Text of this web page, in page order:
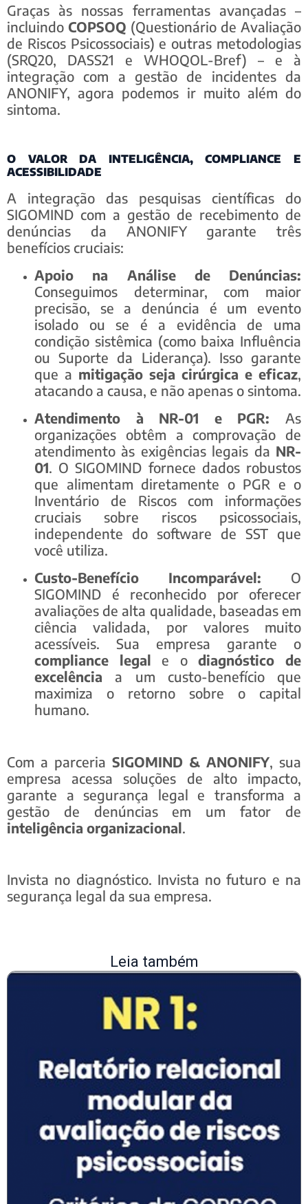
Graças às nossas ferramentas avançadas –
incluindo COPSOQ (Questionário de Avaliação
de Riscos Psicossociais) e outras metodologias
(SRQ20, DASS21 e WHOQOL-Bref) – e à
integração com a gestão de incidentes da
ANONIFY, agora podemos ir muito além do
sintoma.
O VALOR DA INTELIGÊNCIA, COMPLIANCE E
ACESSIBILIDADE
A integração das pesquisas científicas do
SIGOMIND com a gestão de recebimento de
denúncias da ANONIFY garante três
benefícios cruciais:
Apoio na Análise de Denúncias:
Conseguimos determinar, com maior
precisão, se a denúncia é um evento
isolado ou se é a evidência de uma
condição sistêmica (como baixa Influência
ou Suporte da Liderança). Isso garante
que a mitigação seja cirúrgica e eficaz,
atacando a causa, e não apenas o sintoma.
Atendimento à NR-01 e PGR: As
organizações obtêm a comprovação de
atendimento às exigências legais da NR-
01. O SIGOMIND fornece dados robustos
que alimentam diretamente o PGR e o
Inventário de Riscos com informações
cruciais sobre riscos psicossociais,
independente do software de SST que
você utiliza.
Custo-Benefício Incomparável: O
SIGOMIND é reconhecido por oferecer
avaliações de alta qualidade, baseadas em
ciência validada, por valores muito
acessíveis. Sua empresa garante o
compliance legal e odiagnóstico de
excelência a um custo-benefício que
maximiza o retorno sobre o capital
humano.
Com a parceria SIGOMIND & ANONIFY, sua
empresa acessa soluções de alto impacto,
garante a segurança legal e transforma a
gestão de denúncias em um fator de
inteligência organizacional.
Invista no diagnóstico. Invista no futuro e na
segurança legal da sua empresa.
Leia também